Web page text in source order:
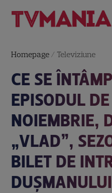
Homepage / Televiziune
CE SE
EPISODUL
NOIEMBRIE,
„VLAD”,
BILET DE